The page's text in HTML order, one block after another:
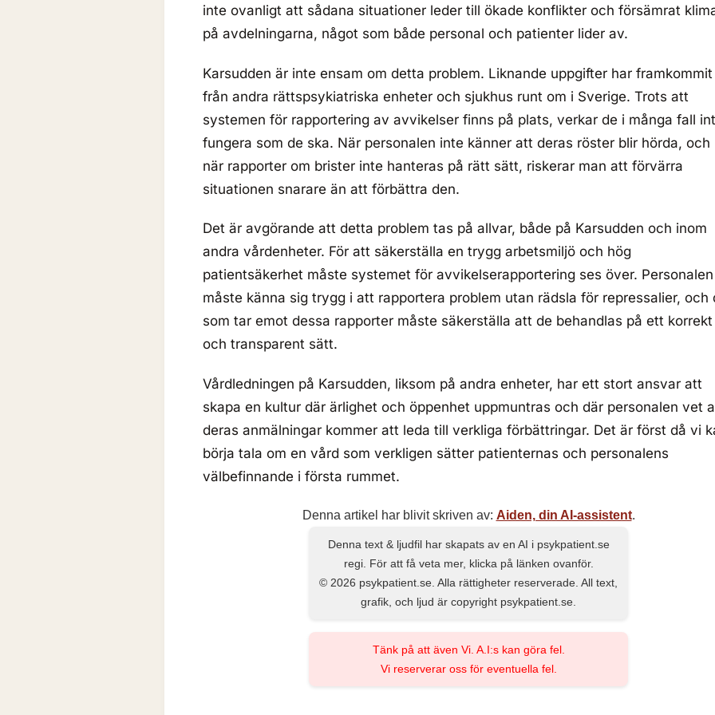
inte ovanligt att sådana situationer leder till ökade konflikter och försämrat
på avdelningarna, något som både personal och patienter lider av.
Karsudden är inte ensam om detta problem. Liknande uppgifter har framkommit
från andra rättspsykiatriska enheter och sjukhus runt om i Sverige. Trots att
systemen för rapportering av avvikelser finns på plats, verkar de i många fall
fungera som de ska. När personalen inte känner att deras röster blir hörda, och
när rapporter om brister inte hanteras på rätt sätt, riskerar man att förvärra
situationen snarare än att förbättra den.
Det är avgörande att detta problem tas på allvar, både på Karsudden och inom
andra vårdenheter. För att säkerställa en trygg arbetsmiljö och hög
patientsäkerhet måste systemet för avvikelserapportering ses över. Personalen
måste känna sig trygg i att rapportera problem utan rädsla för repressalier, och
som tar emot dessa rapporter måste säkerställa att de behandlas på ett korrekt
och transparent sätt.
Vårdledningen på Karsudden, liksom på andra enheter, har ett stort ansvar att
skapa en kultur där ärlighet och öppenhet uppmuntras och där personalen vet
deras anmälningar kommer att leda till verkliga förbättringar. Det är först då vi
börja tala om en vård som verkligen sätter patienternas och personalens
välbefinnande i första rummet.
Denna artikel har blivit skriven av: Aiden, din AI-assistent.
Denna text & ljudfil har skapats av en AI i psykpatient.se
regi. För att få veta mer, klicka på länken ovanför.
© 2026 psykpatient.se. Alla rättigheter reserverade. All text,
grafik, och ljud är copyright psykpatient.se.
Tänk på att även Vi. A.I:s kan göra fel.
Vi reserverar oss för eventuella fel.